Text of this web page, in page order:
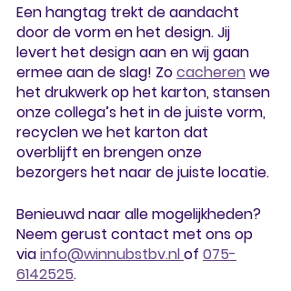
Een hangtag trekt de aandacht
door de vorm en het design. Jij
levert het design aan en wij gaan
ermee aan de slag! Zo cacheren we
het drukwerk op het karton, stansen
onze collega’s het in de juiste vorm,
recyclen we het karton dat
overblijft en brengen onze
bezorgers het naar de juiste locatie.
Benieuwd naar alle mogelijkheden?
Neem gerust contact met ons op
via info@winnubstbv.nl of 075-
6142525.